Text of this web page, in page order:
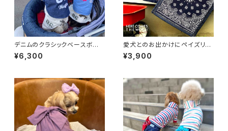
デニムのクラシックベースボー
ルシャツ 2カラー
¥6,300
愛犬とのお出かけにペイズリー
柄のカフェマット！カラーバリエ
ーションも豊富！ ペットグッズ カ
¥3,900